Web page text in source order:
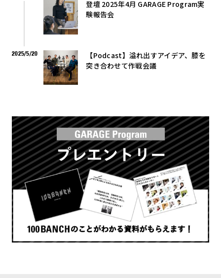
登壇 2025年4月 GARAGE Program実
験報告会
2025/5/20
【Podcast】溢れ出すアイデア、膝を
突き合わせて作戦会議